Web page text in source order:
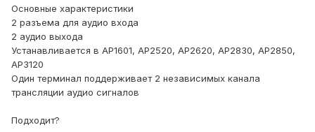
Основные характеристики
2 разъема для аудио входа
2 аудио выхода
Устанавливается в AP1601, AP2520, AP2620, AP2830, AP2850,
AP3120
Один терминал поддерживает 2 независимых канала
трансляции аудио сигналов
Подходит?